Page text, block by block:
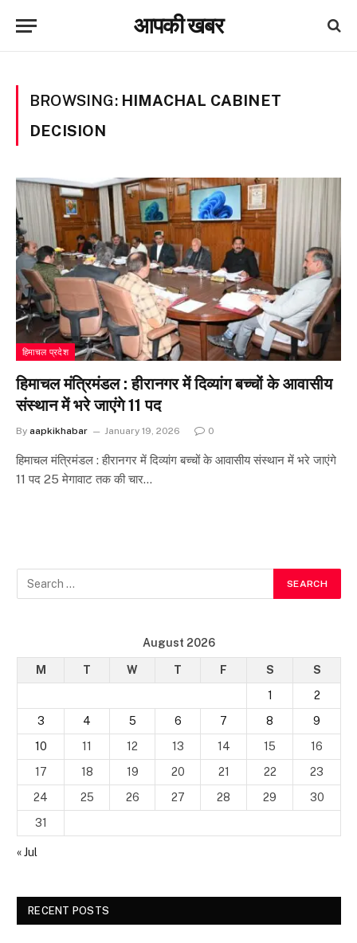
आपकी खबर
BROWSING: HIMACHAL CABINET
DECISION
हिमाचल प्रदेश
हिमाचल मंत्रिमंडल : हीरानगर में दिव्यांग बच्चों के आवासीय
संस्थान में भरे जाएंगे 11 पद
By aapkikhabar January 19, 2026 0
हिमाचल मंत्रिमंडल : हीरानगर में दिव्यांग बच्चों के आवासीय संस्थान में भरे जाएंगे
11 पद 25 मेगावाट तक की चार…
August 2026
M T W T F S
S
1
2
3
4 5 6 7 8
9
10
11 12 13 14 15
16
17
18 19 20 21 22
23
24
25 26 27 28 29
30
31
« Jul
RECENT POSTS